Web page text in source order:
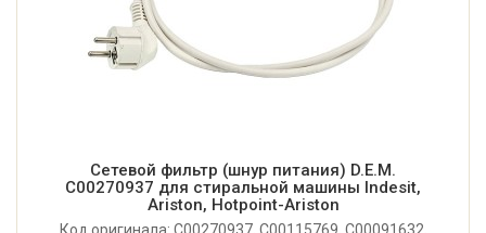
Сетевой фильтр (шнур питания) D.E.M.
C00270937 для стиральной машины Indesit,
Ariston, Hotpoint-Ariston